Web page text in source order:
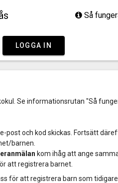
Så
LOGGA IN
Se informationsrutan "Så
post och kod skickas. Fortsätt
barnen.
kom ihåg att ange
att registrera barnet.
för att registrera barn som